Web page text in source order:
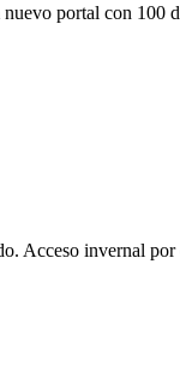
portal con 100
Acceso invernal